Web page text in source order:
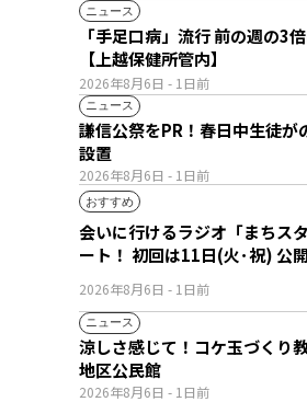
ニュース
2026年8月6日 - 1日前
「手足口病」流行 前の週の3倍に増加
【上越保健所管内】
ニュース
2026年8月6日 - 1日前
謙信公祭をPR！春日中生徒が
設置
おすすめ
2026年8月6日 - 1日前
会いに行けるラジオ「まちス
ート！ 初回は11日(火･祝) 公
ニュース
2026年8月6日 - 1日前
涼しさ感じて！コケ玉づくり
地区公民館